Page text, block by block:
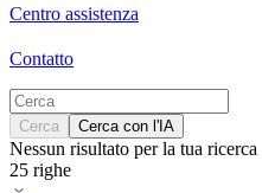
Centro assistenza
Contatto
Cerca Cerca con l'IA
Nessun risultato per la tua ricerca
25 righe